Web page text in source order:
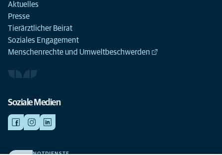
Aktuelles
Presse
Tierärztlicher Beirat
Soziales Engagement
Menschenrechte und Umweltbeschwerden
Soziale Medien
NOTDIENSTE